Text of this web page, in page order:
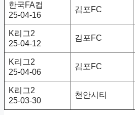
한국FA컵
25-04-16
김포FC
K리그2
25-04-12
김포FC
K리그2
25-04-06
김포FC
K리그2
25-03-30
천안시티